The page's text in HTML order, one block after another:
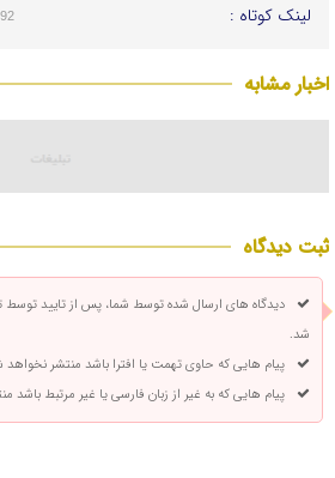
لینک کوتاه :
اخبار مشابه
ثبت دیدگاه
دیدگاه های ارسال شده توسط شما، پس از تایید
شد.
پیام هایی که حاوی تهمت یا افترا باشد منتشر نخواهد
پیام هایی که به غیر از زبان فارسی یا غیر مرتبط باشد